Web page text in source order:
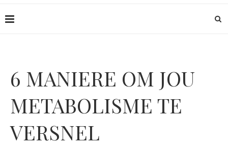
6 MANIERE OM JOU
METABOLISME TE
VERSNEL